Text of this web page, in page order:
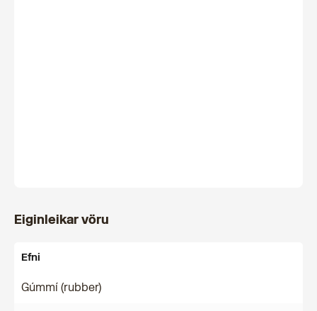
Eiginleikar vöru
Efni
Gúmmí (rubber)